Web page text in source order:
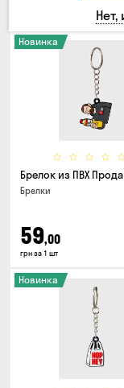
Новинка
Брелок из ПВХ
Брелки
59,00
грн за 1 шт
Новинка
Нет,